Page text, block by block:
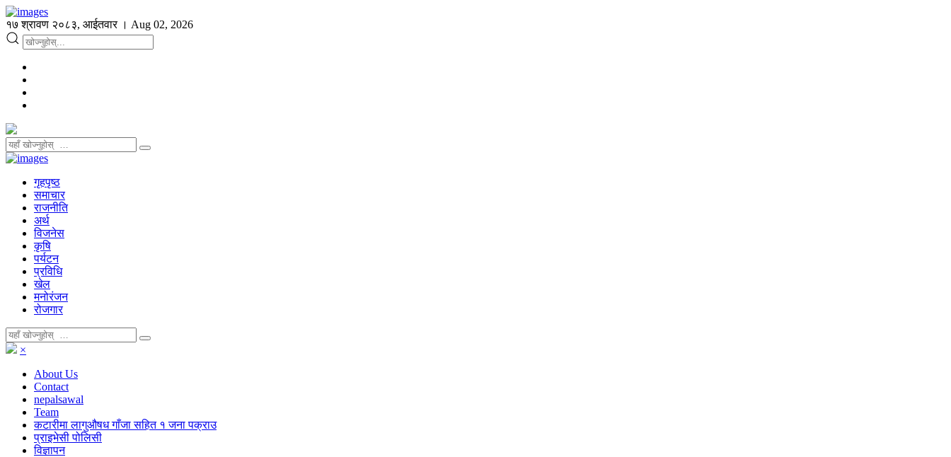
१७ श्रावण २०८३, आईतवार । Aug 02, 2026
गृहपृष्ठ
समाचार
राजनीति
अर्थ
विजनेस
कृषि
पर्यटन
प्रविधि
खेल
मनोरंजन
रोजगार
×
About Us
Contact
nepalsawal
Team
कटारीमा लागुऔषध गाँजा सहित १ जना पक्राउ
प्राइभेसी पोलिसी
विज्ञापन